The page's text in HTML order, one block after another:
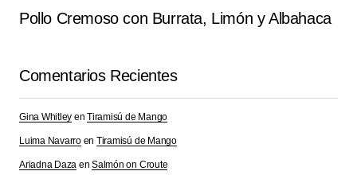
Pollo Cremoso con Burrata, Limón y Albahaca
Comentarios Recientes
Gina Whitley enTiramisú de Mango
Luima Navarroen Tiramisú de Mango
Ariadna Daza enSalmón on Croute